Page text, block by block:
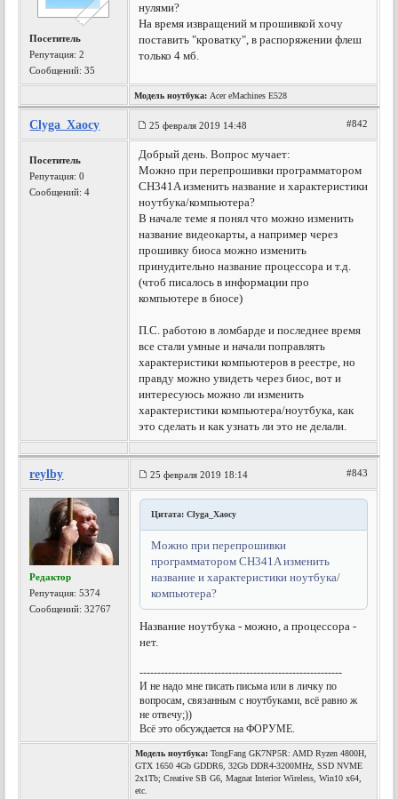
Посетитель
Репутация:2
Сообщений: 35
нулями?
На время извращений м прошивкой хочу
поставить "кроватку", в распоряжении флеш
только 4 мб.
Модель ноутбука: Acer eMachines E528
Clyga_Xaocy 25 февраля 2019 14:48 #842
Посетитель
Репутация:0
Сообщений: 4
Добрый день. Вопрос мучает:
Можно при перепрошивки программатором
CH341A изменить название и характеристики
ноутбука/компьютера?
В начале теме я понял что можно изменить
название видеокарты, а например через
прошивку биоса можно изменить
принудительно название процессора и т.д.
(чтоб писалось в информации про
компьютере в биосе)
П.С. работою в ломбарде и последнее время
все стали умные и начали поправлять
характеристики компьютеров в реестре, но
правду можно увидеть через биос, вот и
интересуюсь можно ли изменить
характеристики компьютера/ноутбука, как
это сделать и как узнать ли это не делали.
reylby 25 февраля 2019 18:14 #843
Редактор
Репутация:5374
Сообщений: 32767
Цитата: Clyga_Xaocy
Можно при перепрошивки
программатором CH341A изменить
название и характеристики ноутбука/
компьютера?
Название ноутбука - можно, а процессора -
нет.
---------------------------------------------------------
И не надо мне писать письма или в личку по
вопросам, связанным с ноутбуками, всё равно ж
не отвечу;))
Всё это обсуждается на ФОРУМЕ.
Модель ноутбука: TongFang GK7NP5R: AMD Ryzen 4800H,
GTX 1650 4Gb GDDR6, 32Gb DDR4-3200MHz, SSD NVME
2x1Tb; Creative SB G6, Magnat Interior Wireless, Win10 x64,
etc.